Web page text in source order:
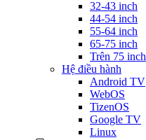
32-43 inch
44-54 inch
55-64 inch
65-75 inch
Trên 75 inch
Hệ điều hành
Android TV
WebOS
TizenOS
Google TV
Linux